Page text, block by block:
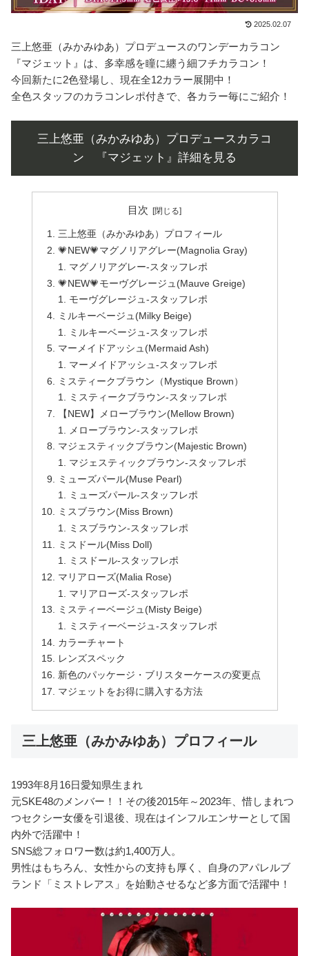
2025.02.07
三上悠亜（みかみゆあ）プロデュースのワンデーカラコン
『マジェット』は、多幸感を瞳に纏う細フチカラコン！
今回新たに2色登場し、現在全12カラー展開中！
全色スタッフのカラコンレポ付きで、各カラー毎にご紹介！
三上悠亜（みかみゆあ）プロデュースカラコ
ン 『マジェット』詳細を見る
目次
三上悠亜（みかみゆあ）プロフィール
💗NEW💗マグノリアグレー(Magnolia Gray)
マグノリアグレー-スタッフレポ
💗NEW💗モーヴグレージュ(Mauve Greige)
モーヴグレージュ-スタッフレポ
ミルキーベージュ(Milky Beige)
ミルキーベージュ-スタッフレポ
マーメイドアッシュ(Mermaid Ash)
マーメイドアッシュ-スタッフレポ
ミスティークブラウン（Mystique Brown）
ミスティークブラウン-スタッフレポ
【NEW】メローブラウン(Mellow Brown)
メローブラウン-スタッフレポ
マジェスティックブラウン(Majestic Brown)
マジェスティックブラウン-スタッフレポ
ミューズパール(Muse Pearl)
ミューズパール-スタッフレポ
ミスブラウン(Miss Brown)
ミスブラウン-スタッフレポ
ミスドール(Miss Doll)
ミスドール-スタッフレポ
マリアローズ(Malia Rose)
マリアローズ-スタッフレポ
ミスティーベージュ(Misty Beige)
ミスティーベージュ-スタッフレポ
カラーチャート
レンズスペック
新色のパッケージ・ブリスターケースの変更点
マジェットをお得に購入する方法
三上悠亜（みかみゆあ）プロフィール
1993年8月16日愛知県生まれ
元SKE48のメンバー！！その後2015年～2023年、惜しまれつ
つセクシー女優を引退後、現在はインフルエンサーとして国
内外で活躍中！
SNS総フォロワー数は約1,400万人。
男性はもちろん、女性からの支持も厚く、自身のアパレルブ
ランド「ミストレアス」を始動させるなど多方面で活躍中！